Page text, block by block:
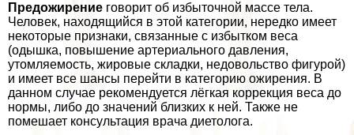
Предожирение говорит об избыточной массе тела.
Человек, находящийся в этой категории, нередко имеет
некоторые признаки, связанные с избытком веса
(одышка, повышение артериального давления,
утомляемость, жировые складки, недовольство фигурой)
и имеет все шансы перейти в категорию ожирения. В
данном случае рекомендуется лёгкая коррекция веса до
нормы, либо до значений близких к ней. Также не
помешает консультация врача диетолога.